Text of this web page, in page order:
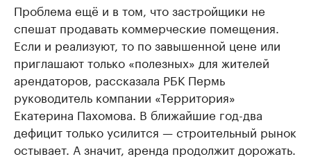
Проблема ещё и в том, что застройщики не
спешат продавать коммерческие помещения.
Если и реализуют, то по завышенной цене или
приглашают только «полезных» для жителей
арендаторов, рассказала РБК Пермь
руководитель компании «Территория»
Екатерина Пахомова. В ближайшие год-два
дефицит только усилится — строительный рынок
остывает. А значит, аренда продолжит дорожать.